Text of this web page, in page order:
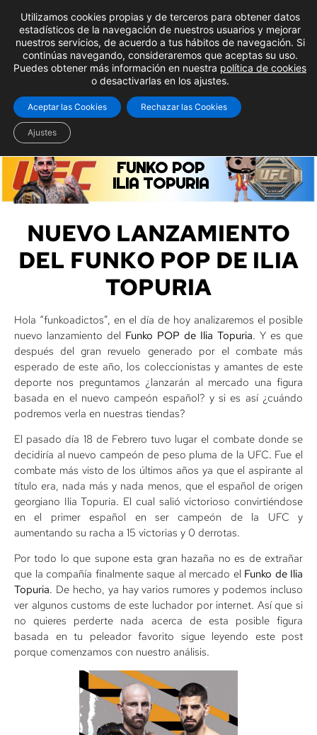
FUNKO POP
ILIA TOPURIA
NUEVO LANZAMIENTO
DEL FUNKO POP DE ILIA
TOPURIA
Hola “funkoadictos”, en el día de hoy analizaremos el posible
nuevo lanzamiento del Funko POP de Ilia Topuria. Y es que
después del gran revuelo generado por el combate más
esperado de este año, los coleccionistas y amantes de este
deporte nos preguntamos ¿lanzarán al mercado una figura
basada en el nuevo campeón español? y si es así ¿cuándo
podremos verla en nuestras tiendas?
El pasado día 18 de Febrero tuvo lugar el combate donde se
decidiría al nuevo campeón de peso pluma de la UFC. Fue el
combate más visto de los últimos años ya que el aspirante al
título era, nada más y nada menos, que el español de origen
georgiano Ilia Topuria. El cual salió victorioso convirtiéndose
en el primer español en ser campeón de la UFC y
aumentando su racha a 15 victorias y 0 derrotas.
Por todo lo que supone esta gran hazaña no es de extrañar
que la compañía finalmente saque al mercado el Funko de Ilia
Topuria. De hecho, ya hay varios rumores y podemos incluso
ver algunos customs de este luchador por internet. Así que si
no quieres perderte nada acerca de esta posible figura
basada en tu peleador favorito sigue leyendo este post
porque comenzamos con nuestro análisis.
Utilizamos cookies propias y de terceros para obtener datos
estadísticos de la navegación de nuestros usuarios y mejorar
nuestros servicios, de acuerdo a tus hábitos de navegación. Si
continúas navegando, consideraremos que aceptas su uso.
Puedes obtener más información en nuestra política de cookies
o desactivarlas en los ajustes.
Aceptar las Cookies Rechazar las Cookies
Ajustes